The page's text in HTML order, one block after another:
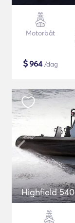
Motorbåt
$964/dag
Highfield 540